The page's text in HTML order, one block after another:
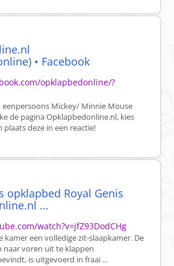
• Facebook
opklapbedonline/?
eenpersoons Mickey/ Minnie Mouse
de pagina Opklapbedonline.nl, kies
deze in een reactie!
opklapbed Royal Genis
...
watch?v=jfZ93DodCHg
kamer een volledige zit-slaapkamer. De
naar voren uit te klappen
is uitgevoerd in fraai ...